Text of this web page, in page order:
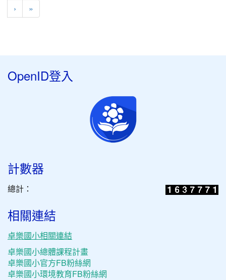
› 下一頁
»
OpenID登入
計數器
總計：
相關連結
卓樂國小相關連結
卓樂國小總體課程計畫
卓樂國小官方FB粉絲網
卓樂國小環境教育FB粉絲網